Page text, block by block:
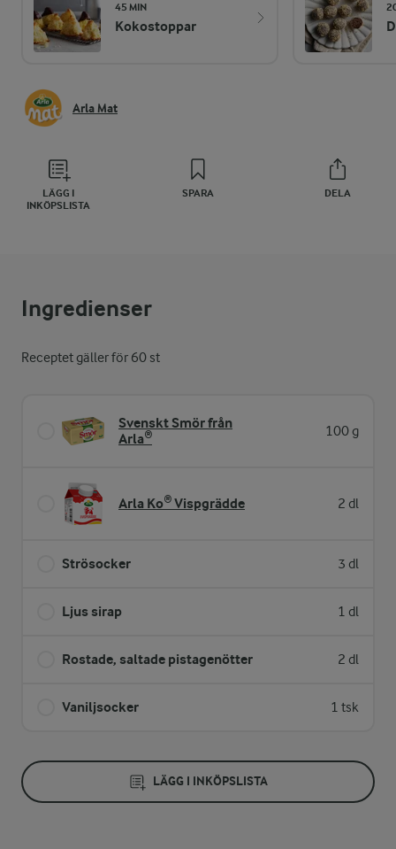
45 MIN
Kokostoppar
Arla Mat
LÄGG I
INKÖPSLISTA
SPARA DELA
Ingredienser
Receptet gäller för 60 st
Svenskt Smör från
Arla®
100 g
Arla Ko® Vispgrädde 2 dl
Strösocker 3 dl
Ljus sirap 1 dl
Rostade, saltade pistagenötter 2 dl
Vaniljsocker 1 tsk
LÄGG I INKÖPSLISTA